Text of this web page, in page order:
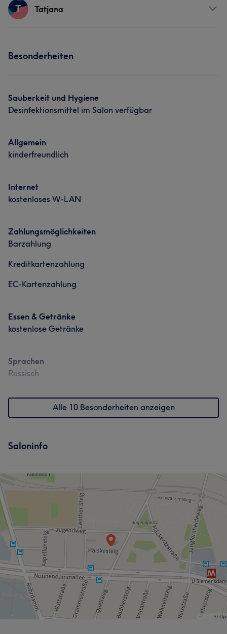
Portfolio
Services
T Tatjana
Besonderheiten
Sauberkeit und Hygiene
Desinfektionsmittel im Salon verfügbar
Allgemein
kinderfreundlich
Internet
kostenloses W-LAN
Zahlungsmöglichkeiten
Barzahlung
Kreditkartenzahlung
EC-Kartenzahlung
Essen & Getränke
kostenlose Getränke
Sprachen
Russisch
Alle 10 Besonderheiten anzeigen
Saloninfo